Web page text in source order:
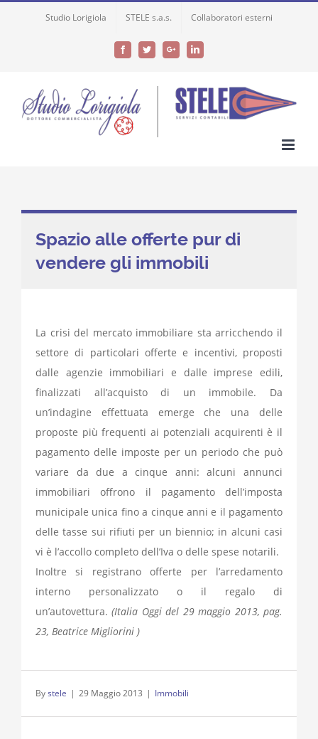
Studio Lorigiola STELE s.a.s. Collaboratori esterni
FacebookTwitterGoogle+LinkedIn
Spazio alle offerte pur di
vendere gli immobili
La crisi del mercato immobiliare sta arricchendo il
settore di particolari offerte e incentivi, proposti
dalle agenzie immobiliari e dalle imprese edili,
finalizzati all’acquisto di un immobile. Da
un’indagine effettuata emerge che una delle
proposte più frequenti ai potenziali acquirenti è il
pagamento delle imposte per un periodo che può
variare da due a cinque anni: alcuni annunci
immobiliari offrono il pagamento dell’imposta
municipale unica fino a cinque anni e il pagamento
delle tasse sui rifiuti per un biennio; in alcuni casi
vi è l’accollo completo dell’Iva o delle spese notarili.
Inoltre si registrano offerte per l’arredamento
interno personalizzato o il regalo di
un’autovettura.(Italia Oggi del 29 maggio 2013, pag.
23, Beatrice Migliorini )
Bystele | 29 Maggio 2013 | Immobili